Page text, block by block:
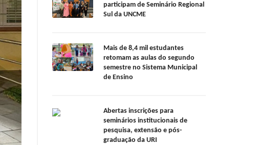
participam de Seminário Regional
Sul da UNCME
Mais de 8,4 mil estudantes
retomam as aulas do segundo
semestre no Sistema Municipal
de Ensino
Abertas inscrições para
seminários institucionais de
pesquisa, extensão e pós-
graduação da URI